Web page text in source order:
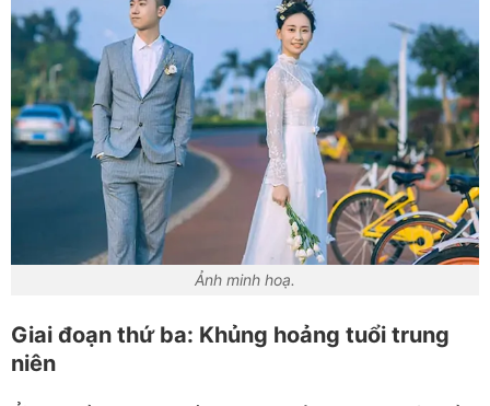
Ảnh minh hoạ.
Giai đoạn thứ ba: Khủng hoảng tuổi trung
niên